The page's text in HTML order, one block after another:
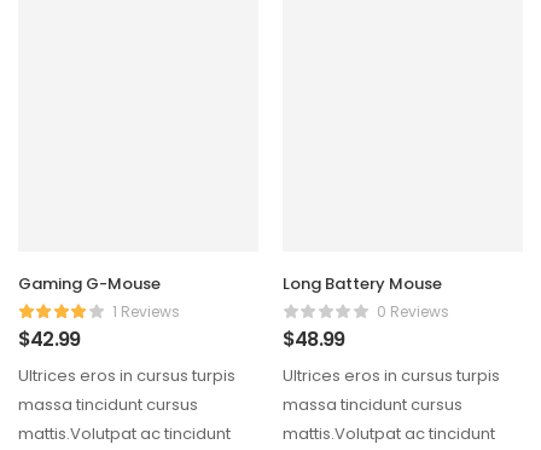
Gaming G-Mouse
1 Reviews
$42.99
Ultrices eros in cursus turpis
massa tincidunt cursus
mattis.Volutpat ac tincidunt
Long Battery Mouse
0 Reviews
$48.99
Ultrices eros in cursus turpis
massa tincidunt cursus
mattis.Volutpat ac tincidunt